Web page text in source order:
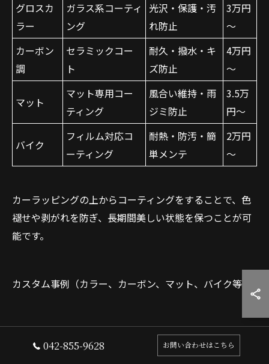
グロスカ
ラー
ガラス系コーティ
ング
光沢・保護・汚
れ防止
3万円
～
カーボン
調
セラミックコー
ト
耐久・撥水・キ
ズ防止
4万円
～
マット
マット専用コー
ティング
風合い維持・雨
ジミ防止
3.5万
円～
バイク
フィルム対応コ
ーティング
耐熱・防汚・簡
単メンテ
2万円
～
カーラッピングの上からコーティングをすることで、色
褪せや剥がれを防ぎ、長期間美しい状態を保つことが可
能です。
カスタム事例（カラー、カーボン、マット、バイク等）
カラーラッピング+ガラスコーティング
042-855-9628
お問い合わせはこちら